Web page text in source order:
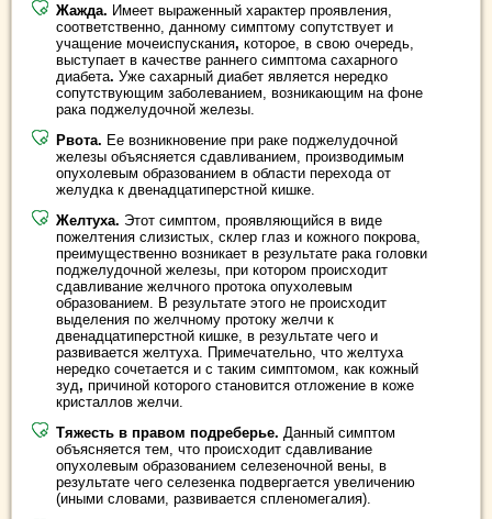
Жажда. Имеет выраженный характер проявления,
соответственно, данному симптому сопутствует и
учащение мочеиспускания, которое, в свою очередь,
выступает в качестве раннего симптома сахарного
диабета. Уже сахарный диабет является нередко
сопутствующим заболеванием, возникающим на фоне
рака поджелудочной железы.
Рвота. Ее возникновение при раке поджелудочной
железы объясняется сдавливанием, производимым
опухолевым образованием в области перехода от
желудка к двенадцатиперстной кишке.
Желтуха. Этот симптом, проявляющийся в виде
пожелтения слизистых, склер глаз и кожного покрова,
преимущественно возникает в результате рака головки
поджелудочной железы, при котором происходит
сдавливание желчного протока опухолевым
образованием. В результате этого не происходит
выделения по желчному протоку желчи к
двенадцатиперстной кишке, в результате чего и
развивается желтуха. Примечательно, что желтуха
нередко сочетается и с таким симптомом, как кожный
зуд, причиной которого становится отложение в коже
кристаллов желчи.
Тяжесть в правом подреберье. Данный симптом
объясняется тем, что происходит сдавливание
опухолевым образованием селезеночной вены, в
результате чего селезенка подвергается увеличению
(иными словами, развивается спленомегалия).